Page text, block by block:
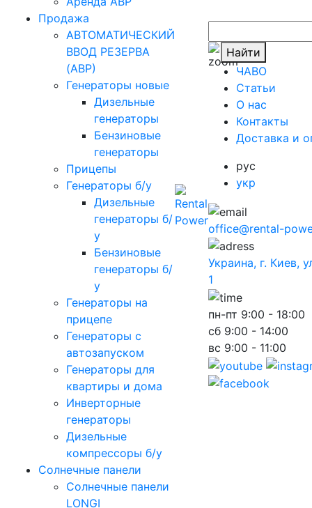
Продажа
АВТОМАТИЧЕСКИЙ
ВВОД РЕЗЕРВА
(АВР)
Генераторы новые
Дизельные
генераторы
Бензиновые
генераторы
Прицепы
Генераторы б/у
Дизельные
генераторы б/
у
Бензиновые
генераторы б/
у
Генераторы на
прицепе
Генераторы с
автозапуском
Генераторы для
квартиры и дома
Инверторные
генераторы
Дизельные
компрессоры б/у
Солнечные панели
Солнечные панели
LONGI
Найти
ЧАВО
Cтатьи
O нас
Контакты
Доставка и
рус
укр
office@rental-
Украина, г. Киев,
1
пн-пт 9:00 - 18:00
сб 9:00 - 14:00
вс 9:00 - 11:00